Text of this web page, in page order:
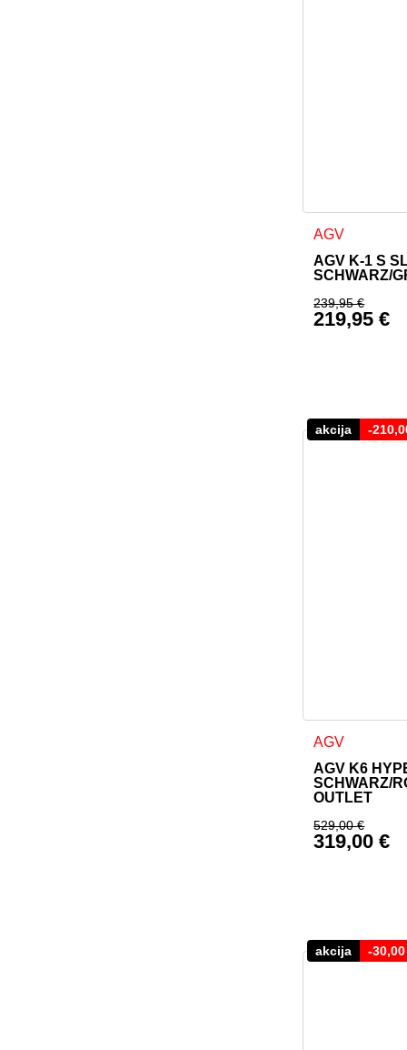
AGV
AGV K-1 S
SCHWARZ/
239,95€
219,95€
Dieses
akcija -
AGV
AGV K6
SCHWARZ/
OUTLET
529,00€
319,00€
Dieses
akcija -